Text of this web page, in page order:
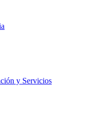
y Servicios